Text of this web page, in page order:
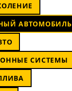
АВТОМОБИЛЬ
СИСТЕМЫ